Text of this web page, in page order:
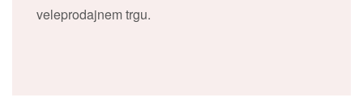
veleprodajnem trgu.